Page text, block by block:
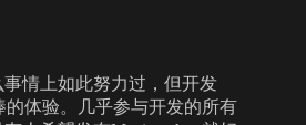
情上如此努力过，但开发
的体验。几乎参与开发的所有